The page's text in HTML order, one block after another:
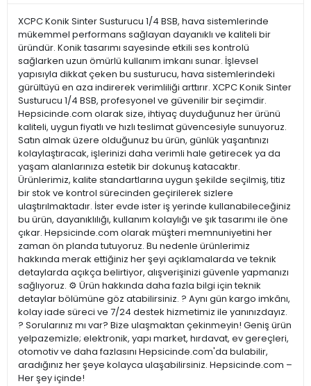
XCPC Konik Sinter Susturucu 1/4 BSB, hava sistemlerinde
mükemmel performans sağlayan dayanıklı ve kaliteli bir
üründür. Konik tasarımı sayesinde etkili ses kontrolü
sağlarken uzun ömürlü kullanım imkanı sunar. İşlevsel
yapısıyla dikkat çeken bu susturucu, hava sistemlerindeki
gürültüyü en aza indirerek verimliliği arttırır. XCPC Konik Sinter
Susturucu 1/4 BSB, profesyonel ve güvenilir bir seçimdir.
Hepsicinde.com olarak size, ihtiyaç duyduğunuz her ürünü
kaliteli, uygun fiyatlı ve hızlı teslimat güvencesiyle sunuyoruz.
Satın almak üzere olduğunuz bu ürün, günlük yaşantınızı
kolaylaştıracak, işlerinizi daha verimli hale getirecek ya da
yaşam alanlarınıza estetik bir dokunuş katacaktır.
Ürünlerimiz, kalite standartlarına uygun şekilde seçilmiş, titiz
bir stok ve kontrol sürecinden geçirilerek sizlere
ulaştırılmaktadır. İster evde ister iş yerinde kullanabileceğiniz
bu ürün, dayanıklılığı, kullanım kolaylığı ve şık tasarımı ile öne
çıkar. Hepsicinde.com olarak müşteri memnuniyetini her
zaman ön planda tutuyoruz. Bu nedenle ürünlerimiz
hakkında merak ettiğiniz her şeyi açıklamalarda ve teknik
detaylarda açıkça belirtiyor, alışverişinizi güvenle yapmanızı
sağlıyoruz. ⚙️ Ürün hakkında daha fazla bilgi için teknik
detaylar bölümüne göz atabilirsiniz. ? Aynı gün kargo imkânı,
kolay iade süreci ve 7/24 destek hizmetimiz ile yanınızdayız.
? Sorularınız mı var? Bize ulaşmaktan çekinmeyin! Geniş ürün
yelpazemizle; elektronik, yapı market, hırdavat, ev gereçleri,
otomotiv ve daha fazlasını Hepsicinde.com'da bulabilir,
aradığınız her şeye kolayca ulaşabilirsiniz. Hepsicinde.com –
Her şey içinde!